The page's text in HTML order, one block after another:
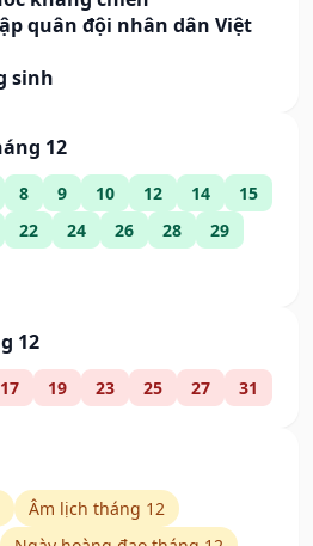
quân đội nhân dân Việt
sinh
12
8 9 10 12 14
15
22 24 26 28
29
12
17 19 23 25 27 31
Âm lịch tháng 12